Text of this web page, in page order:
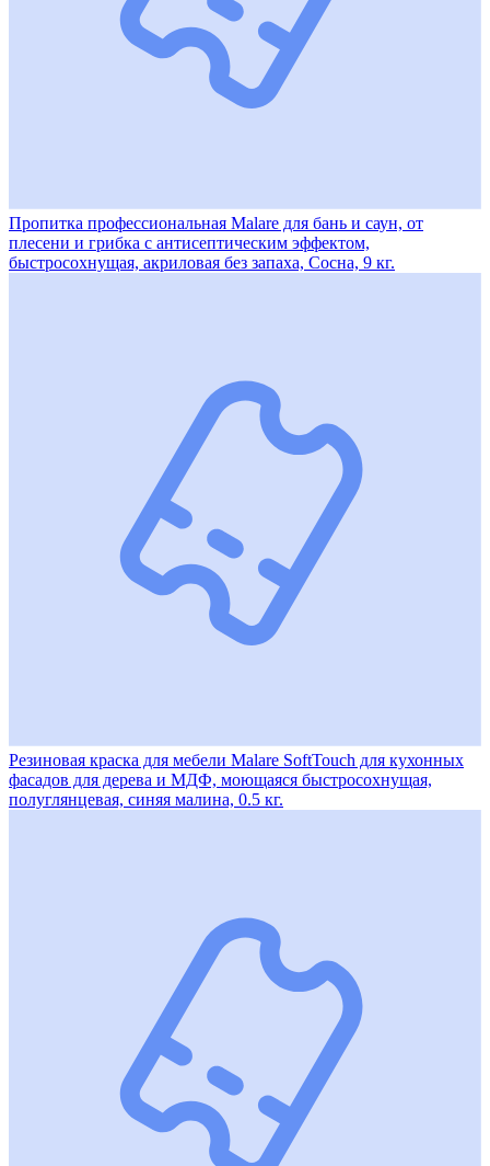
Пропитка профессиональная Malare для бань и саун, от
плесени и грибка с антисептическим эффектом,
быстросохнущая, акриловая без запаха, Сосна, 9 кг.
Резиновая краска для мебели Malare SoftTouch для кухонных
фасадов для дерева и МДФ, моющаяся быстросохнущая,
полуглянцевая, синяя малина, 0.5 кг.